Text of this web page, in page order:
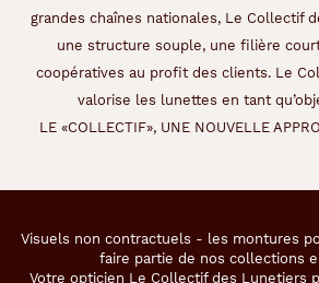
grandes chaînes nationales, Le Collectif
une structure souple, une filière
coopératives au profit des clients. Le
valorise les lunettes en tant
LE «COLLECTIF», UNE NOUVELLE
Visuels non contractuels - les montures
faire partie de nos collections
Votre opticien Le Collectif des Lunetiers